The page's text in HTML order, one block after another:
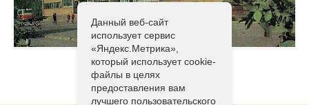
Данный веб-сайт
использует сервис
«Яндекс.Метрика»,
который использует cookie-
файлы в целях
предоставления вам
лучшего пользовательского